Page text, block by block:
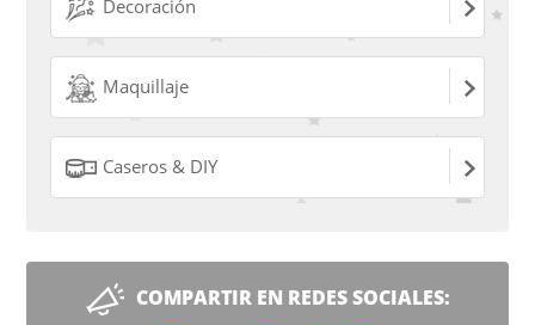
Decoración
Maquillaje
Caseros & DIY
COMPARTIR EN REDES SOCIALES: